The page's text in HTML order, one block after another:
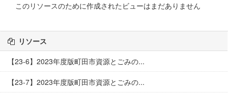
このリソースのために作成されたビューはまだありません
リソース
【23-6】2023年度版町田市資源とごみの...
【23-7】2023年度版町田市資源とごみの...